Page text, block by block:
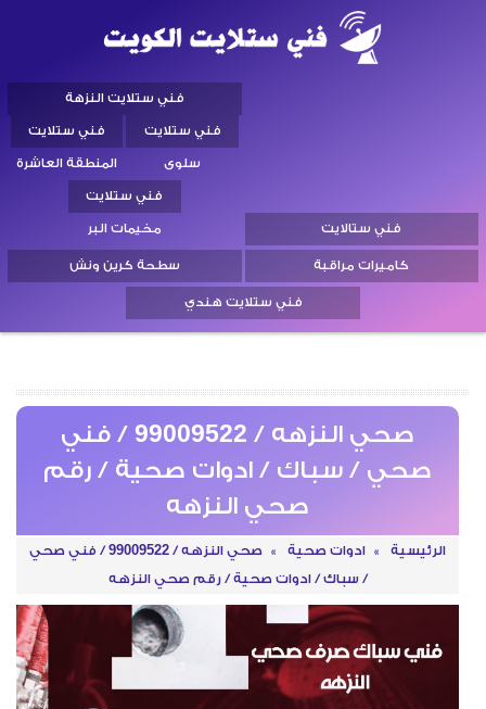
فني ستالايت
فني ستلايت النزهة
فني ستلايت
سلوى
فني ستلايت
المنطقة العاشرة
فني ستلايت
مخيمات البر
كاميرات مراقبة
سطحة كرين ونش
فني ستلايت هندي
صحي النزهه / 99009522 / فني
صحي / سباك / ادوات صحية / رقم
صحي النزهه
الرئيسية » ادوات صحية »
صحي النزهه / 99009522 / فني صحي
/ سباك / ادوات صحية / رقم صحي النزهه